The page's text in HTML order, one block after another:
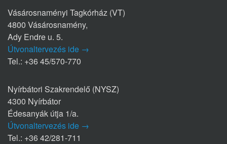
Vásárosnaményi Tagkórház (VT)
4800 Vásárosnamény,
Ady Endre u. 5.
Útvonaltervezés ide →
Tel.: +36 45/570-770
Nyírbátori Szakrendelő (NYSZ)
4300 Nyírbátor
Édesanyák útja 1/a.
Útvonaltervezés ide →
Tel.: +36 42/281-711